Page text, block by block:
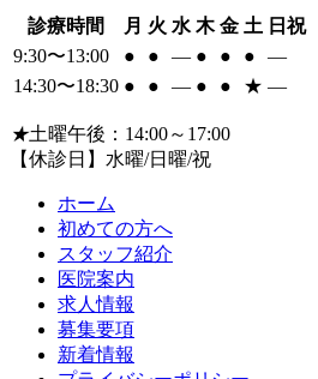
診療時間 月 火 水 木 金 土 日祝
9:30〜13:00
● ● ― ● ● ●
―
14:30〜18:30 ● ● ― ● ● ★ ―
★土曜午後：14:00～17:00
【休診日】水曜/日曜/祝
ホーム
初めての方へ
スタッフ紹介
医院案内
求人情報
募集要項
新着情報